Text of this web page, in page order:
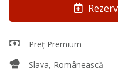
Preț Premium
Slava, Românească